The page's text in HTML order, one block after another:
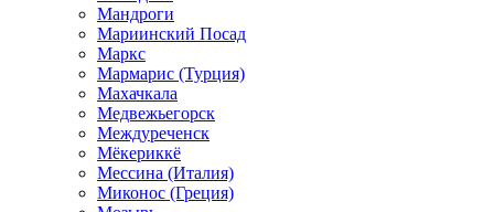
Мандроги
Мариинский Посад
Маркс
Мармарис (Турция)
Махачкала
Медвежьегорск
Междуреченск
Мёкериккё
Мессина (Италия)
Миконос (Греция)